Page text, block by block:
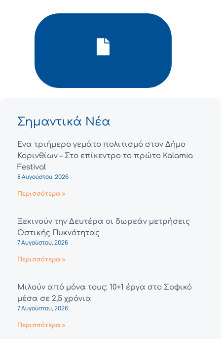
Σημαντικά Νέα
Ένα τριήμερο γεμάτο πολιτισμό στον Δήμο
Κορινθίων – Στο επίκεντρο το πρώτο Kalamia
Festival
8 Αυγούστου, 2026
Περισσότερα »
Ξεκινούν την Δευτέρα οι δωρεάν μετρήσεις
Οστικής Πυκνότητας
7 Αυγούστου, 2026
Περισσότερα »
Μιλούν από μόνα τους: 10+1 έργα στο Σοφικό
μέσα σε 2,5 χρόνια
7 Αυγούστου, 2026
Περισσότερα »